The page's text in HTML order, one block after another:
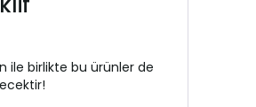
ile birlikte bu ürünler de